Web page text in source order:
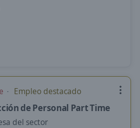
Empleo destacado
de Personal Part Time
del sector